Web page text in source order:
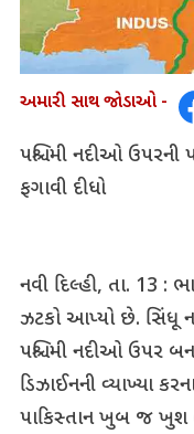
અમારી સાથ જોડાઓ -
પશ્ચિમી નદીઓ ઉપરની
ફગાવી દીધો
નવી દિલ્હી, તા. 13 :
ઝટકો આપ્યો છે. સિંધૂ
પશ્ચિમી નદીઓ ઉપર
ડિઝાઈનની વ્યાખ્યા
પાકિસ્તાન ખુબ જ